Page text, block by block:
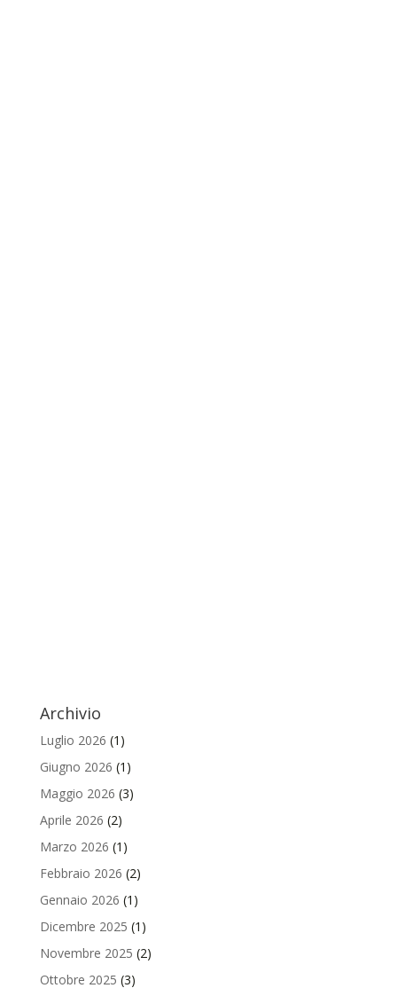
Archivio
Luglio 2026 (1)
Giugno 2026 (1)
Maggio 2026 (3)
Aprile 2026 (2)
Marzo 2026 (1)
Febbraio 2026 (2)
Gennaio 2026 (1)
Dicembre 2025 (1)
Novembre 2025 (2)
Ottobre 2025 (3)